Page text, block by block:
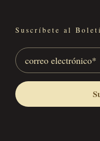
Suscríbete al